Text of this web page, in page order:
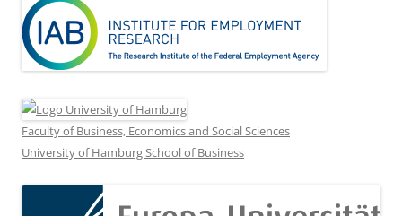
Faculty of Business, Economics and Social Sciences
University of Hamburg School of Business